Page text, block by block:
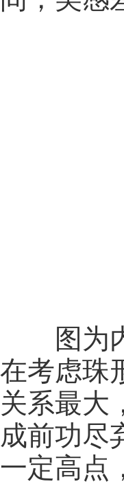
图为
在考虑珠
关系最大
成前功尽
一定高点